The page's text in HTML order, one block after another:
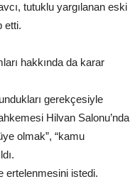
tutuklu yargılanan eski
etti.
hakkında da karar
gerekçesiyle
Hilvan Salonu’nda
olmak”, “kamu
ertelenmesini istedi.